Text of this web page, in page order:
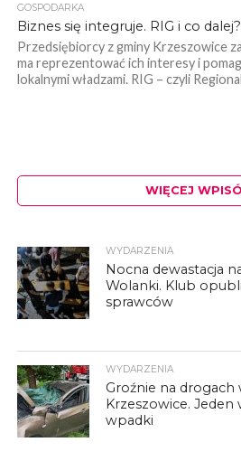
GOSPODARKA
Biznes się integruje. RIG i co dalej?
Przedsiębiorcy z gminy Krzeszowice
ma reprezentować ich interesy i
lokalnymi władzami. RIG – czyli
WIĘCEJ
WYDARZENIA
Nocna dewastacja
Wolanki. Klub
sprawców
WYDARZENIA
Groźnie na drogach
Krzeszowice.
wpadki